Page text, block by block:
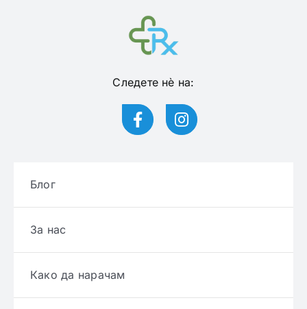
Следете нѐ на:
Блог
За нас
Како да нарачам